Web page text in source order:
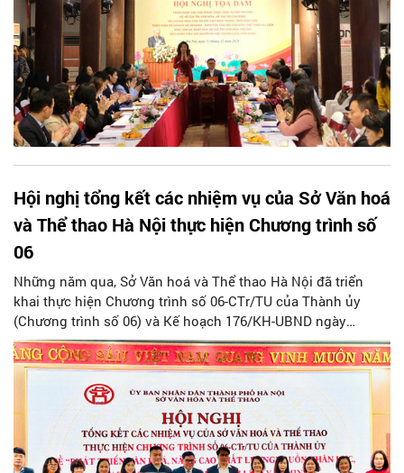
Hội nghị tổng kết các nhiệm vụ của Sở Văn hoá
và Thể thao Hà Nội thực hiện Chương trình số
06
Những năm qua, Sở Văn hoá và Thể thao Hà Nội đã triển
khai thực hiện Chương trình số 06-CTr/TU của Thành ủy
(Chương trình số 06) và Kế hoạch 176/KH-UBND ngày
30/7/2021 của UBND Thành phố về “Phát triển văn hóa, nâng
cao chất lượng nguồn nhân lực, xây dựng người Hà Nội
thanh lịch văn minh giai đoạn 2021-2025" quyết liệt, hiệu
quả, với nhiều cơ chế, chính sách đặc thù của Thành phố
được ban hành, có tác động tích cực đến đời sống nhân
dân, được người dân đồng tình, hưởng ứng.